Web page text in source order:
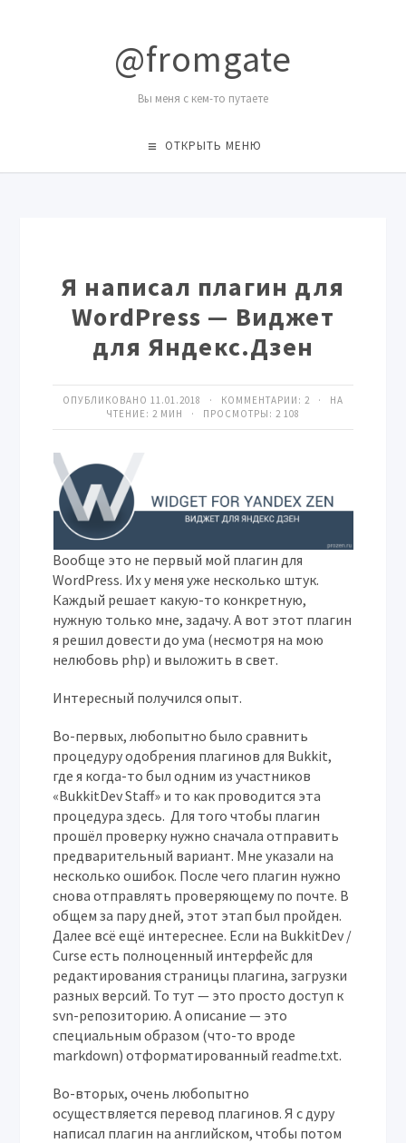
@fromgate
Вы меня с кем-то путаете
ОТКРЫТЬ МЕНЮ
Я написал плагин для
WordPress — Виджет
для Яндекс.Дзен
ОПУБЛИКОВАНО 11.01.2018 · КОММЕНТАРИИ: 2 · НА
ЧТЕНИЕ: 2 МИН · ПРОСМОТРЫ: 2 108
Вообще это не первый мой плагин для
WordPress. Их у меня уже несколько штук.
Каждый решает какую-то конкретную,
нужную только мне, задачу. А вот этот плагин
я решил довести до ума (несмотря на мою
нелюбовь php) и выложить в свет.
Интересный получился опыт.
Во-первых, любопытно было сравнить
процедуру одобрения плагинов для Bukkit,
где я когда-то был одним из участников
«BukkitDev Staff» и то как проводится эта
процедура здесь. Для того чтобы плагин
прошёл проверку нужно сначала отправить
предварительный вариант. Мне указали на
несколько ошибок. После чего плагин нужно
снова отправлять проверяющему по почте. В
общем за пару дней, этот этап был пройден.
Далее всё ещё интереснее. Если на BukkitDev /
Curse есть полноценный интерфейс для
редактирования страницы плагина, загрузки
разных версий. То тут — это просто доступ к
svn-репозиторию. А описание — это
специальным образом (что-то вроде
markdown) отформатированный readme.txt.
Во-вторых, очень любопытно
осуществляется перевод плагинов. Я с дуру
написал плагин на английском, чтобы потом